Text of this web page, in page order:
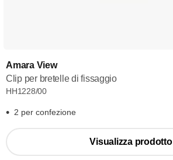
Amara View
Clip per bretelle di fissaggio
HH1228/00
2 per confezione
Visualizza prodotto